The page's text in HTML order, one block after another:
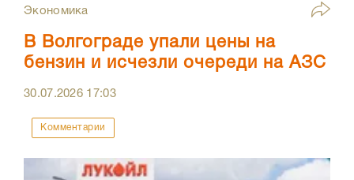
Экономика
В Волгограде упали цены на
бензин и исчезли очереди на АЗС
30.07.2026 17:03
Комментарии